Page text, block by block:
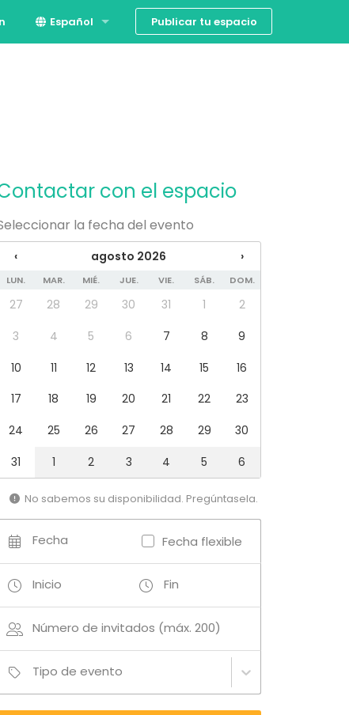
Español Publicar tu espacio
con el espacio
la fecha del evento
‹ agosto 2026 ›
LUN. MAR. MIÉ. JUE. VIE. SÁB. DOM.
27 28 29 30 31 1
2
3
4 5 6 7 8
9
10
11 12 13 14 15
16
17
18 19 20 21 22
23
24
25 26 27 28 29
30
31
1 2 3 4 5 6
No sabemos su disponibilidad. Pregúntasela.
Fecha Fecha flexible
Inicio Fin
Número de invitados (máx. 200)
Tipo de evento